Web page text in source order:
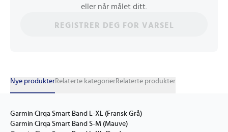
eller når målet ditt.
REGISTRER DEG FOR VARSEL
Nye produkterRelaterte kategorierRelaterte produkter
Garmin Cirqa Smart Band L-XL (Fransk Grå)
Garmin Cirqa Smart Band S-M (Mauve)